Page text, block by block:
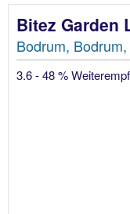
Bitez Garden
Bodrum,
3.6 - 48 %